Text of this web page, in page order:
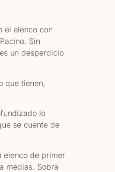
el elenco con
Sin
un desperdicio
que tienen,
lo
se cuente de
elenco de primer
medias. Sobra